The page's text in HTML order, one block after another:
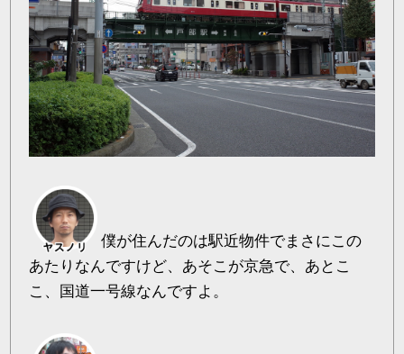
僕が住んだのは駅近物件でまさにこの
あたりなんですけど、あそこが京急で、あとこ
こ、国道一号線なんですよ。